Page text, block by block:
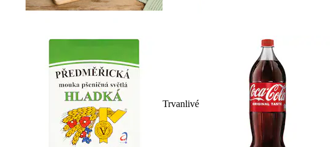
Trvanlivé